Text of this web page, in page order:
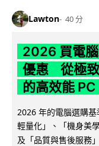
Lawton 40 分
2026 買電
優惠 從極致
的高效能 PC
2026 年的電腦選購
輕量化」、「機身美
及「品質與售後服務